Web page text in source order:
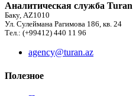
Аналитическая служба Turan
Баку, AZ1010
Ул. Сулеймана Рагимова 186, кв. 24
Тел.: (+99412) 440 11 96
agency@turan.az
Полезное